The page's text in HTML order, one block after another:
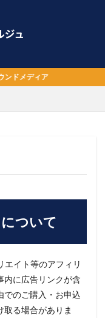
ドメディア
ついて
イト等のアフィリ
内に広告リンクが含
でのご購入・お申込
る場合がありま